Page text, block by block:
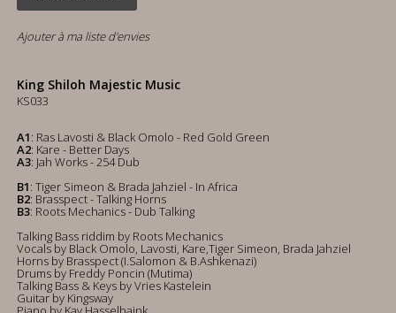
Ajouter à ma liste d'envies
King Shiloh Majestic Music
KS033
A1: Ras Lavosti & Black Omolo - Red Gold Green
A2: Kare - Better Days
A3: Jah Works - 254 Dub
B1: Tiger Simeon & Brada Jahziel - In Africa
B2: Brasspect - Talking Horns
B3: Roots Mechanics - Dub Talking
Talking Bass riddim by Roots Mechanics
Vocals by Black Omolo, Lavosti, Kare,Tiger Simeon, Brada Jahziel
Horns by Brasspect (I.Salomon & B.Ashkenazi)
Drums by Freddy Poncin (Mutima)
Talking Bass & Keys by Vries Kastelein
Guitar by Kingsway